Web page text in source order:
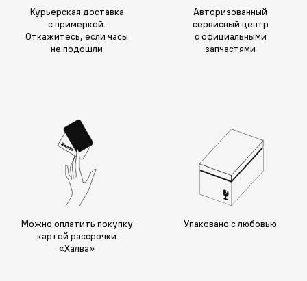
Курьерская доставка
с примеркой.
Откажитесь, если часы
не подошли
Авторизованный
сервисный центр
с официальными
запчастями
Можно оплатить покупку
картой рассрочки
«Халва»
Упаковано с любовью